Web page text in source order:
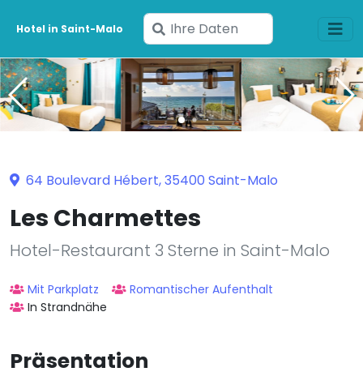
Hotel in Saint-Malo
Geben
Sie
Ihre
Daten
ein
64 Boulevard Hébert, 35400 Saint-Malo
Les Charmettes
Hotel-Restaurant 3 Sterne in Saint-Malo
Mit Parkplatz
Romantischer Aufenthalt
In Strandnähe
Präsentation